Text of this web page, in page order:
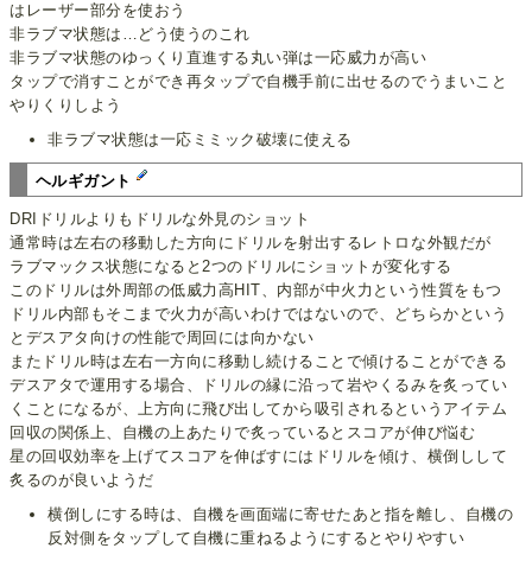
はレーザー部分を使おう
非ラブマ状態は…どう使うのこれ
非ラブマ状態のゆっくり直進する丸い弾は一応威力が高い
タップで消すことができ再タップで自機手前に出せるのでうまいこと
やりくりしよう
非ラブマ状態は一応ミミック破壊に使える
ヘルギガント
DRIドリルよりもドリルな外見のショット
通常時は左右の移動した方向にドリルを射出するレトロな外観だが
ラブマックス状態になると2つのドリルにショットが変化する
このドリルは外周部の低威力高HIT、内部が中火力という性質をもつ
ドリル内部もそこまで火力が高いわけではないので、どちらかという
とデスアタ向けの性能で周回には向かない
またドリル時は左右一方向に移動し続けることで傾けることができる
デスアタで運用する場合、ドリルの縁に沿って岩やくるみを炙ってい
くことになるが、上方向に飛び出してから吸引されるというアイテム
回収の関係上、自機の上あたりで炙っているとスコアが伸び悩む
星の回収効率を上げてスコアを伸ばすにはドリルを傾け、横倒しして
炙るのが良いようだ
横倒しにする時は、自機を画面端に寄せたあと指を離し、自機の
反対側をタップして自機に重ねるようにするとやりやすい